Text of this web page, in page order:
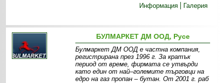
Информация
Галерия
БУЛМАРКЕТ ДМ ООД, Русе
Булмаркет ДМ ООД е частна компания,
регистрирана през 1996 г. За кратък
период от време, фирмата се утвърди
като един от най–големите търговци на
едро на газ пропан – бутан. От 2001 г. раб